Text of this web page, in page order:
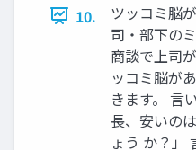
10.
ツッコミ脳
司・部下の
商談で上司
ッコミ脳が
きます。 言
長、安いの
ょう か？」